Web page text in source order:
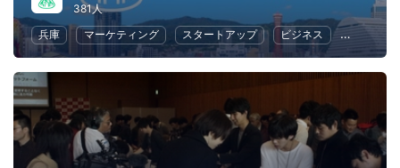
381人
兵庫
マーケティング スタートアップ ビジネス ハッカソン